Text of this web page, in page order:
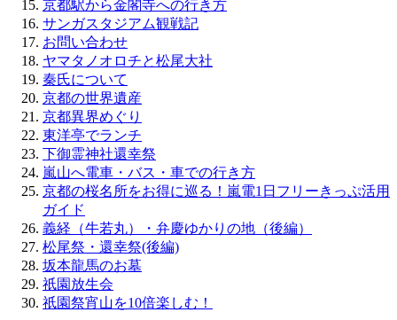
京都駅から金閣寺への行き方
サンガスタジアム観戦記
お問い合わせ
ヤマタノオロチと松尾大社
秦氏について
京都の世界遺産
京都異界めぐり
東洋亭でランチ
下御霊神社還幸祭
嵐山へ電車・バス・車での行き方
京都の桜名所をお得に巡る！嵐電1日フリーきっぷ活用
ガイド
義経（牛若丸）・弁慶ゆかりの地（後編）
松尾祭・還幸祭(後編)
坂本龍馬のお墓
祇園放生会
祇園祭宵山を10倍楽しむ！